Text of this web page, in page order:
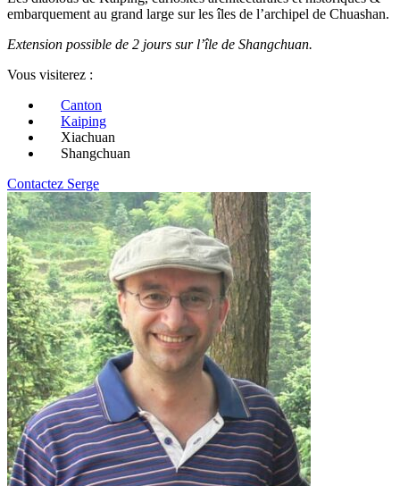
embarquement au grand large sur les îles de l’archipel de Chuashan.
Extension possible de 2 jours sur l’île de Shangchuan.
Vous visiterez :
Canton
Kaiping
Xiachuan
Shangchuan
Contactez Serge